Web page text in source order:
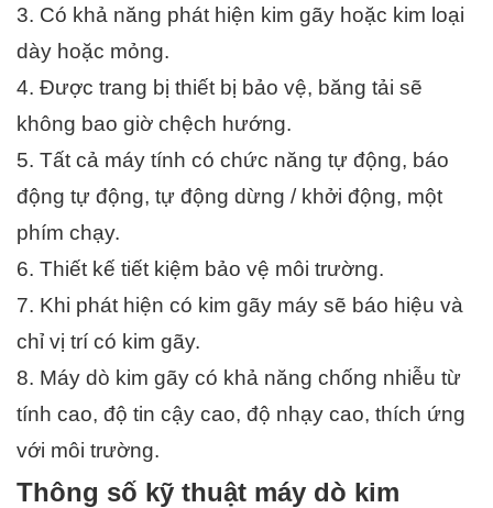
3. Có khả năng phát hiện kim gãy hoặc kim loại
dày hoặc mỏng.
4. Được trang bị thiết bị bảo vệ, băng tải sẽ
không bao giờ chệch hướng.
5. Tất cả máy tính có chức năng tự động, báo
động tự động, tự động dừng / khởi động, một
phím chạy.
6. Thiết kế tiết kiệm bảo vệ môi trường.
7. Khi phát hiện có kim gãy máy sẽ báo hiệu và
chỉ vị trí có kim gãy.
8. Máy dò kim gãy có khả năng chống nhiễu từ
tính cao, độ tin cậy cao, độ nhạy cao, thích ứng
với môi trường.
Thông số kỹ thuật máy dò kim